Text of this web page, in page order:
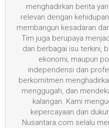
menghadirkan berita
relevan dengan
membangun kesadaran
Tim juga berupaya
dan berbagai isu terkini,
ekonomi, maupun
independensi dan
berkomitmen
menggugah, dan
kalangan. Kami
kepercayaan dan
Nusantara.com selalu